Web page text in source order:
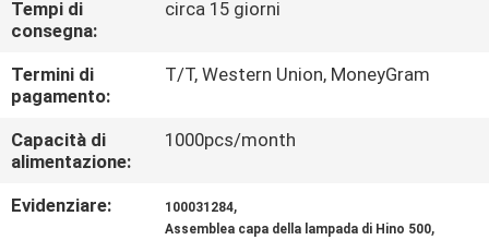
CONTATTICI
RICHIEDA
Tempi di
consegna:
circa 15 giorni
Termini di
pagamento:
T/T, Western Union, MoneyGram
Capacità di
alimentazione:
1000pcs/month
Evidenziare: 100031284,
Assemblea capa della lampada di Hino 500,